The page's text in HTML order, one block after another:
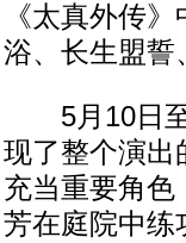
《太真外传
浴、长生盟誓
5月10日至
现了整个演出
充当重要角色
芳在庭院中练